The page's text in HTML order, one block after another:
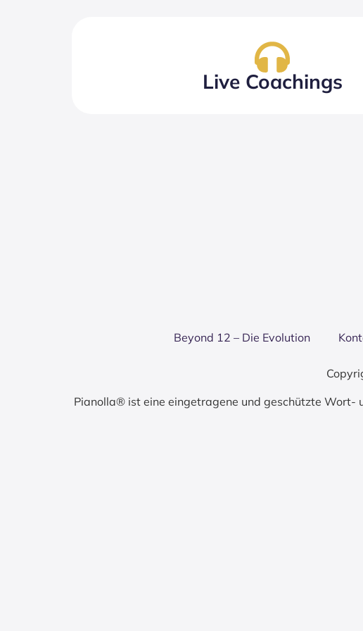
Live Coachings
Bey­ond 12 – Die Evo­lu­ti­on
Pianolla® ist eine eingetragene und geschützte Wort-